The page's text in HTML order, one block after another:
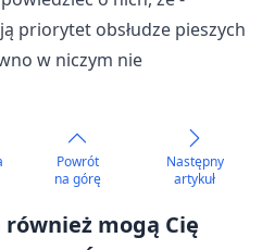
priorytet obsłudze pieszych
w niczym nie
Powrót
na górę
Następny
artykuł
mogą Cię